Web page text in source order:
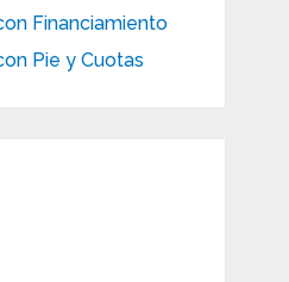
Financiamiento
Pie y Cuotas